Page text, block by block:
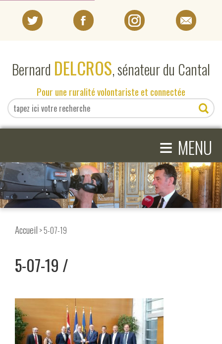
Bernard DELCROS, sénateur du Cantal
Pour une ruralité volontariste et connectée
≡ MENU
EN DIRECT DU SÉNAT
EN DIRECT DU CANTAL
COMPRENDRE LE SÉNAT
Accueil > 5-07-19
5-07-19